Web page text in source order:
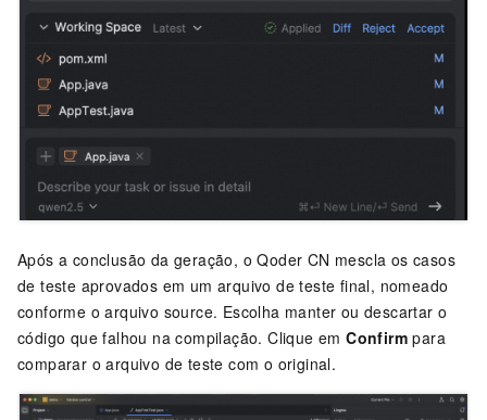
Após a conclusão da geração, oQoder CN mescla os casos
de teste aprovados em um arquivo de teste final, nomeado
conforme o arquivo source. Escolha manter ou descartar o
código que falhou na compilação. Clique emConfirm para
comparar o arquivo de teste com o original.